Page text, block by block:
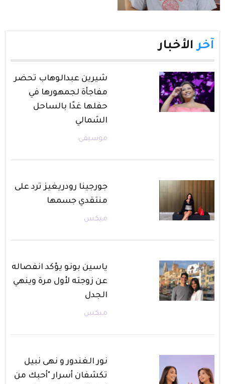
آخر الأخبار
شيرين عبدالوهاب تحضر
مفاجأة لجمهورها في
حفلها غدًا بالساحل
الشمالي
موسيقى
جورجينا رودريغيز ترد على
منتقدي جسمها
ميكس
ياسين بونو يؤكد انفصاله
عن زوجته لأول مرة وينهي
الجدل
ميكس
نور الغندور و نهى نبيل
تكشفان أسرار "أحبك من